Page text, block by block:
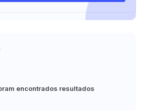
encontrados resultados